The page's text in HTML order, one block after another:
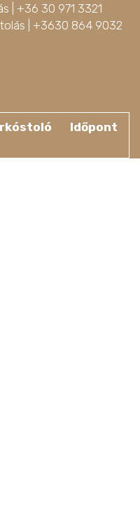
| +36 30 971 3321
| +3630 864 9032
Időpont